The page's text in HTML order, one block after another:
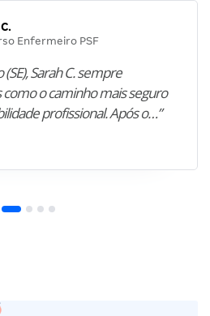
Enfermeiro PSF
Sarah C. sempre
o caminho mais seguro
profissional. Após o…”